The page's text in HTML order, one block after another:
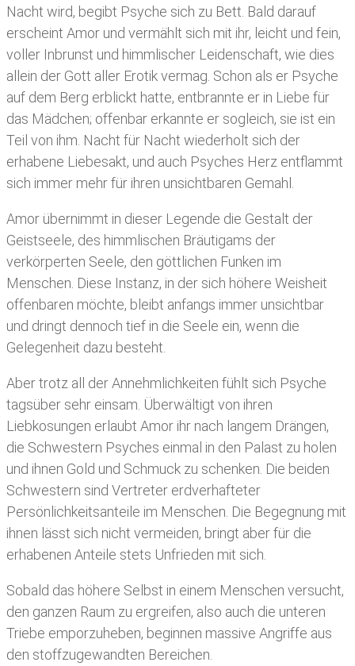
Nacht wird, begibt Psyche sich zu Bett. Bald darauf
erscheint Amor und vermählt sich mit ihr, leicht und fein,
voller Inbrunst und himmlischer Leidenschaft, wie dies
allein der Gott aller Erotik vermag. Schon als er Psyche
auf dem Berg erblickt hatte, entbrannte er in Liebe für
das Mädchen; offenbar erkannte er sogleich, sie ist ein
Teil von ihm. Nacht für Nacht wiederholt sich der
erhabene Liebesakt, und auch Psyches Herz entflammt
sich immer mehr für ihren unsichtbaren Gemahl.
Amor übernimmt in dieser Legende die Gestalt der
Geistseele, des himmlischen Bräutigams der
verkörperten Seele, den göttlichen Funken im
Menschen. Diese Instanz, in der sich höhere Weisheit
offenbaren möchte, bleibt anfangs immer unsichtbar
und dringt dennoch tief in die Seele ein, wenn die
Gelegenheit dazu besteht.
Aber trotz all der Annehmlichkeiten fühlt sich Psyche
tagsüber sehr einsam. Überwältigt von ihren
Liebkosungen erlaubt Amor ihr nach langem Drängen,
die Schwestern Psyches einmal in den Palast zu holen
und ihnen Gold und Schmuck zu schenken. Die beiden
Schwestern sind Vertreter erdverhafteter
Persönlichkeitsanteile im Menschen. Die Begegnung mit
ihnen lässt sich nicht vermeiden, bringt aber für die
erhabenen Anteile stets Unfrieden mit sich.
Sobald das höhere Selbst in einem Menschen versucht,
den ganzen Raum zu ergreifen, also auch die unteren
Triebe emporzuheben, beginnen massive Angriffe aus
den stoffzugewandten Bereichen.